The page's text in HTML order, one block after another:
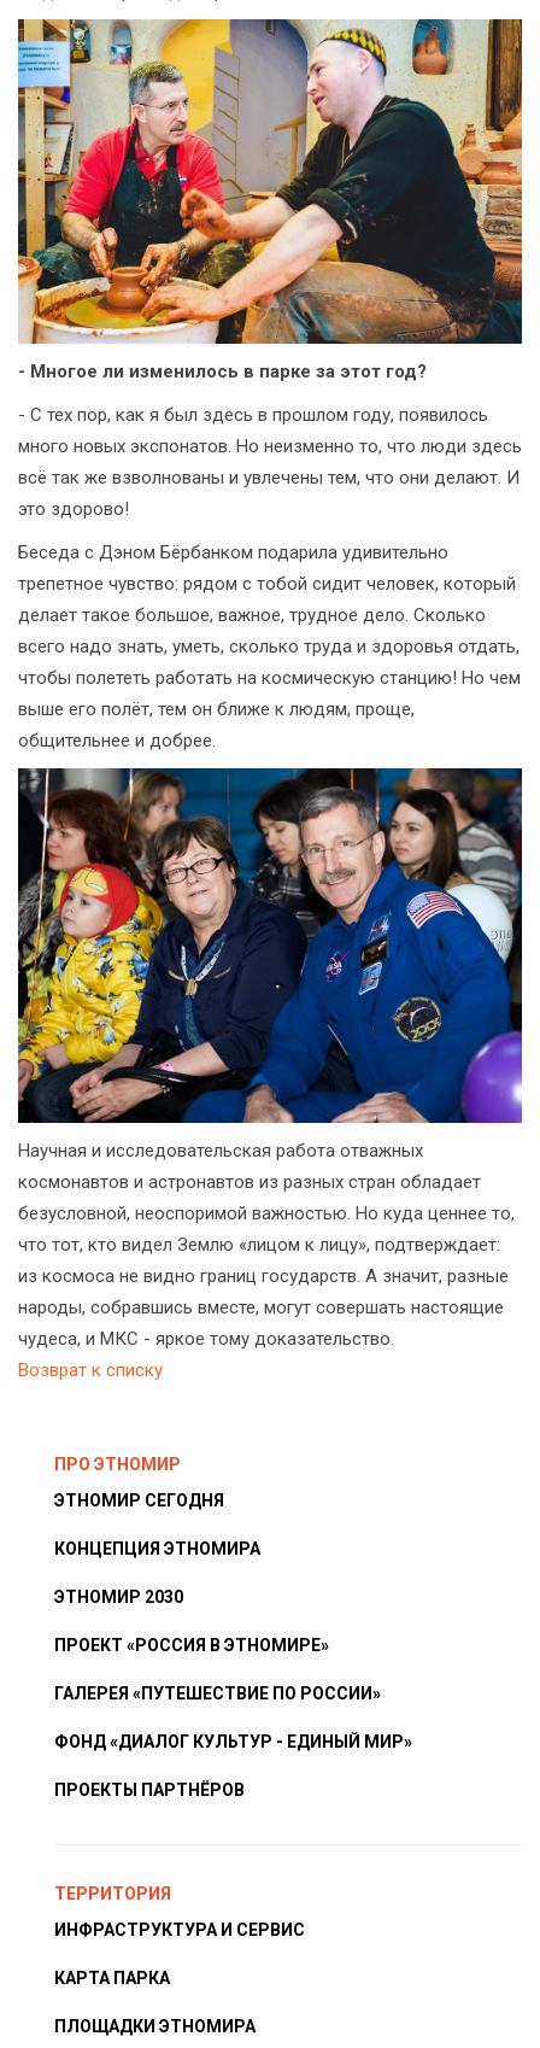
- Многое ли изменилось в парке за этот год?
- С тех пор, как я был здесь в прошлом году, появилось
много новых экспонатов. Но неизменно то, что люди здесь
всё так же взволнованы и увлечены тем, что они делают. И
это здорово!
Беседа с Дэном Бёрбанком подарила удивительно
трепетное чувство: рядом с тобой сидит человек, который
делает такое большое, важное, трудное дело. Сколько
всего надо знать, уметь, сколько труда и здоровья отдать,
чтобы полететь работать на космическую станцию! Но чем
выше его полёт, тем он ближе к людям, проще,
общительнее и добрее.
Научная и исследовательская работа отважных
космонавтов и астронавтов из разных стран обладает
безусловной, неоспоримой важностью. Но куда ценнее то,
что тот, кто видел Землю «лицом к лицу», подтверждает:
из космоса не видно границ государств. А значит, разные
народы, собравшись вместе, могут совершать настоящие
чудеса, и МКС - яркое тому доказательство.
Возврат к списку
ПРО ЭТНОМИР
ЭТНОМИР СЕГОДНЯ
КОНЦЕПЦИЯ ЭТНОМИРА
ЭТНОМИР 2030
ПРОЕКТ «РОССИЯ В ЭТНОМИРЕ»
ГАЛЕРЕЯ «ПУТЕШЕСТВИЕ ПО РОССИИ»
ФОНД «ДИАЛОГ КУЛЬТУР - ЕДИНЫЙ МИР»
ПРОЕКТЫ ПАРТНЁРОВ
ТЕРРИТОРИЯ
ИНФРАСТРУКТУРА И СЕРВИС
КАРТА ПАРКА
ПЛОЩАДКИ ЭТНОМИРА